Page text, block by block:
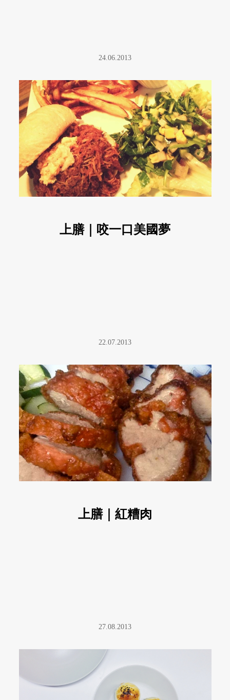
24.06.2013
上膳｜咬一口美國夢
22.07.2013
上膳｜紅糟肉
27.08.2013